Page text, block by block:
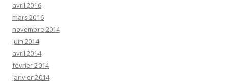
avril 2016
mars 2016
novembre 2014
juin 2014
avril 2014
février 2014
janvier 2014